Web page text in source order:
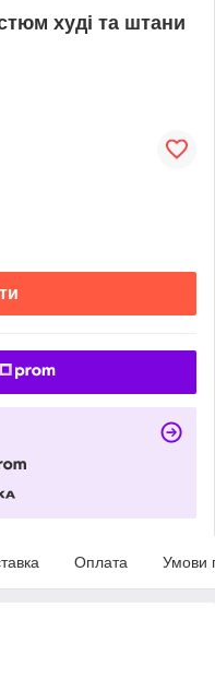
худі та штани
Оплата Умови